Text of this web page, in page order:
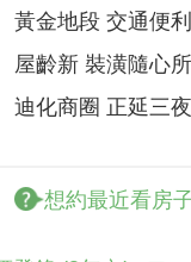
黃金地段 交通便
屋齡新 裝潢隨心
迪化商圈 正延三
想約最近看房